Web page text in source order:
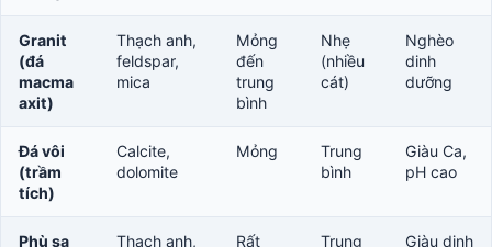
Granit
(đá
macma
axit)
Thạch anh,
feldspar,
mica
Mỏng
đến
trung
bình
Nhẹ
(nhiều
cát)
Nghèo
dinh
dưỡng
Đá vôi
(trầm
tích)
Calcite,
dolomite
Mỏng
Trung
bình
Giàu Ca,
pH cao
Phù sa
Thạch anh,
Rất
Trung
Giàu dinh